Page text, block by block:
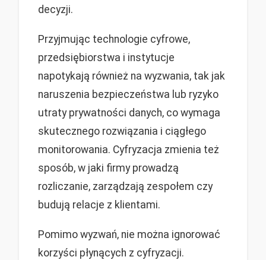
decyzji.
Przyjmując technologie cyfrowe,
przedsiębiorstwa i instytucje
napotykają również na wyzwania, tak jak
naruszenia bezpieczeństwa lub ryzyko
utraty prywatności danych, co wymaga
skutecznego rozwiązania i ciągłego
monitorowania. Cyfryzacja zmienia też
sposób, w jaki firmy prowadzą
rozliczanie, zarządzają zespołem czy
budują relacje z klientami.
Pomimo wyzwań, nie można ignorować
korzyści płynących z cyfryzacji.